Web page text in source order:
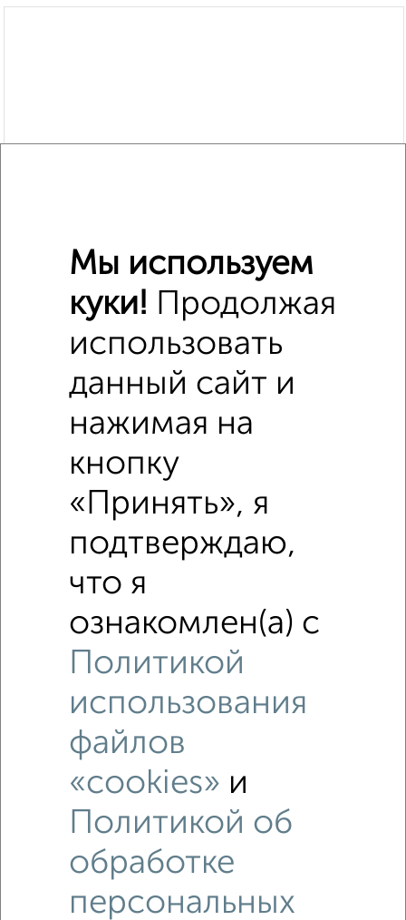
Похожие предложения рядом
2‑комнатные квартиры недалеко от Пионерская 17А
Рядом, с меньшей ценой
2-к квартиры
Поиск по схожим параметрам:
Мы используем
куки! Продолжая
использовать
данный сайт и
нажимая на
кнопку
«Принять», я
подтверждаю,
что я
ознакомлен(а) с
Политикой
использования
файлов
«cookies» и
Политикой об
обработке
персональных